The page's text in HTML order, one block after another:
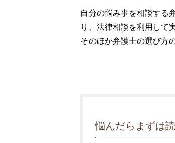
自分の悩み事を相談する
り、法律相談を利用して
そのほか弁護士の選び方
悩んだらまずは